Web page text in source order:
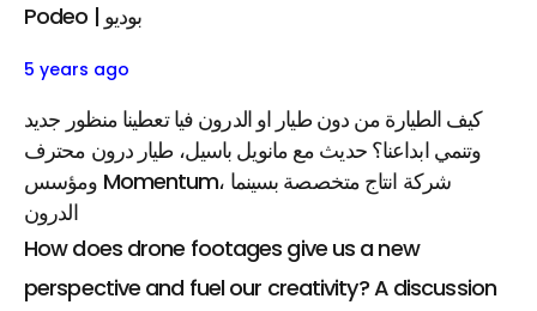
Podeo | بوديو
5 years ago
كيف الطيارة من دون طيار او الدرون فيا تعطينا منظور جديد
وتنمي ابداعنا؟ حديث مع مانويل باسيل، طيار درون محترف
ومؤسس Momentum، شركة انتاج متخصصة بسينما
الدرون
How does drone footages give us a new
perspective and fuel our creativity? A discussion